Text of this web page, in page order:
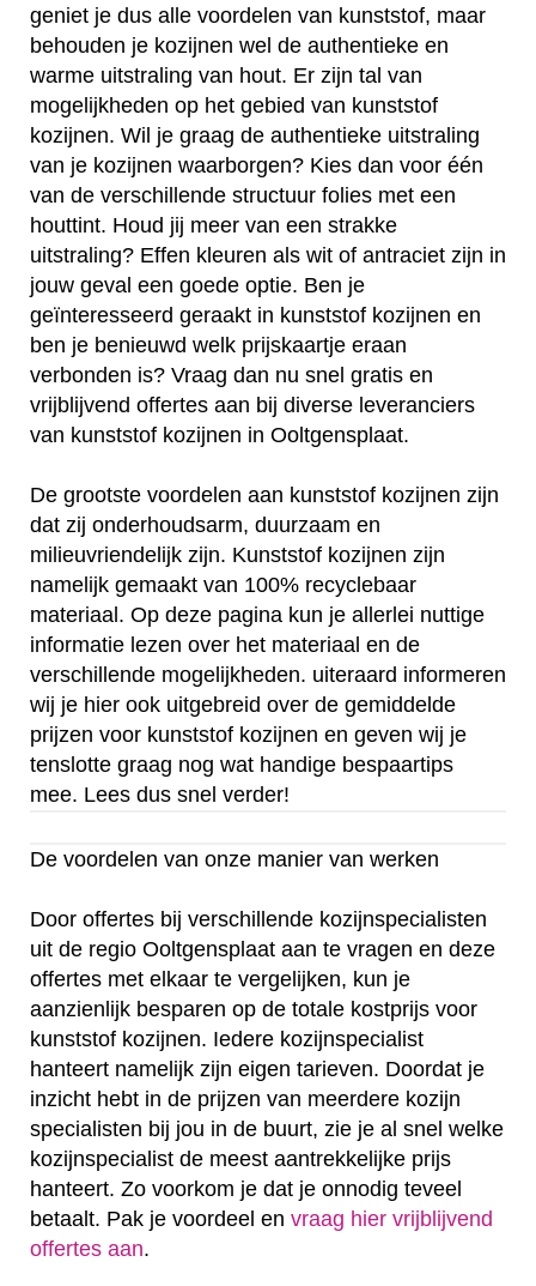
geniet je dus alle voordelen van kunststof, maar
behouden je kozijnen wel de authentieke en
warme uitstraling van hout. Er zijn tal van
mogelijkheden op het gebied van kunststof
kozijnen. Wil je graag de authentieke uitstraling
van je kozijnen waarborgen? Kies dan voor één
van de verschillende structuur folies met een
houttint. Houd jij meer van een strakke
uitstraling? Effen kleuren als wit of antraciet zijn in
jouw geval een goede optie. Ben je
geïnteresseerd geraakt in kunststof kozijnen en
ben je benieuwd welk prijskaartje eraan
verbonden is? Vraag dan nu snel gratis en
vrijblijvend offertes aan bij diverse leveranciers
van kunststof kozijnen in Ooltgensplaat.
De grootste voordelen aan kunststof kozijnen zijn
dat zij onderhoudsarm, duurzaam en
milieuvriendelijk zijn. Kunststof kozijnen zijn
namelijk gemaakt van 100% recyclebaar
materiaal. Op deze pagina kun je allerlei nuttige
informatie lezen over het materiaal en de
verschillende mogelijkheden. uiteraard informeren
wij je hier ook uitgebreid over de gemiddelde
prijzen voor kunststof kozijnen en geven wij je
tenslotte graag nog wat handige bespaartips
mee. Lees dus snel verder!
De voordelen van onze manier van werken
Door offertes bij verschillende kozijnspecialisten
uit de regio Ooltgensplaat aan te vragen en deze
offertes met elkaar te vergelijken, kun je
aanzienlijk besparen op de totale kostprijs voor
kunststof kozijnen. Iedere kozijnspecialist
hanteert namelijk zijn eigen tarieven. Doordat je
inzicht hebt in de prijzen van meerdere kozijn
specialisten bij jou in de buurt, zie je al snel welke
kozijnspecialist de meest aantrekkelijke prijs
hanteert. Zo voorkom je dat je onnodig teveel
betaalt. Pak je voordeel en vraag hier vrijblijvend
offertes aan.